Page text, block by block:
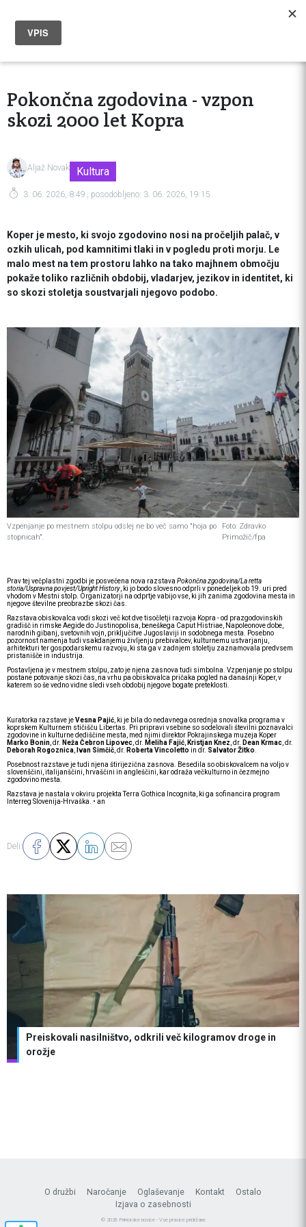
Pokončna zgodovina - vzpon
skozi 2000 let Kopra
Aljaž Novak Kultura
3. 06. 2026, 8:49 , posodobljeno: 3. 06. 2026, 19:15
Koper je mesto, ki svojo zgodovino nosi na pročeljih palač, v
ozkih ulicah, pod kamnitimi tlaki in v pogledu proti morju. Le
malo mest na tem prostoru lahko na tako majhnem območju
pokaže toliko različnih obdobij, vladarjev, jezikov in identitet, ki
so skozi stoletja soustvarjali njegovo podobo.
Vzpenjanje po mestnem stolpu odslej ne bo več samo "hoja po
stopnicah".
Foto: Zdravko
Primožič/fpa
Prav tej večplastni zgodbi je posvečena nova razstava Pokončna zgodovina/La retta
storia/Uspravna povjest/Upright History , ki jo bodo slovesno odprli v ponedeljek ob 19. uri pred
vhodom v Mestni stolp. Organizatorji na odprtje vabijo vse, ki jih zanima zgodovina mesta in
njegove številne preobrazbe skozi čas.
Razstava obiskovalca vodi skozi več kot dve tisočletji razvoja Kopra - od prazgodovinskih
gradišč in rimske Aegide do Justinopolisa, beneškega Caput Histriae, Napoleonove dobe,
narodnih gibanj, svetovnih vojn, priključitve Jugoslaviji in sodobnega mesta. Posebno
pozornost namenja tudi vsakdanjemu življenju prebivalcev, kulturnemu ustvarjanju,
arhitekturi ter gospodarskemu razvoju, ki sta ga v zadnjem stoletju zaznamovala predvsem
pristanišče in industrija.
Postavljena je v mestnem stolpu, zato je njena zasnova tudi simbolna. Vzpenjanje po stolpu
postane potovanje skozi čas, na vrhu pa obiskovalca pričaka pogled na današnji Koper, v
katerem so še vedno vidne sledi vseh obdobij njegove bogate preteklosti.
Kuratorka razstave jeVesna Pajić , ki je bila do nedavnega osrednja snovalka programa v
koprskem Kulturnem stičišču Libertas. Pri pripravi vsebine so sodelovali številni poznavalci
zgodovine in kulturne dediščine mesta, med njimi direktor Pokrajinskega muzeja Koper
Marko Bonin , dr. Neža Čebron Lipovec , dr. Meliha Fajić Kristjan Knez , dr. Dean Krmac , dr.
Deborah Rogoznica
Ivan Simčič , dr. Roberta Vincoletto in dr. Salvator Žitko
Posebnost razstave je tudi njena štirijezična zasnova. Besedila so obiskovalcem na voljo v
slovenščini, italijanščini, hrvaščini in angleščini, kar odraža večkulturno in čezmejno
zgodovino mesta.
Razstava je nastala v okviru projekta Terra Gothica Incognita, ki ga sofinancira program
Interreg Slovenija-Hrvaška. • an
Deli:
Preiskovali nasilništvo, odkrili več kilogramov droge in
orožje
O družbi Naročanje Oglaševanje Kontakt
Ostalo
Izjava o zasebnosti
© 2026 Primorske novice - Vse pravice pridržane